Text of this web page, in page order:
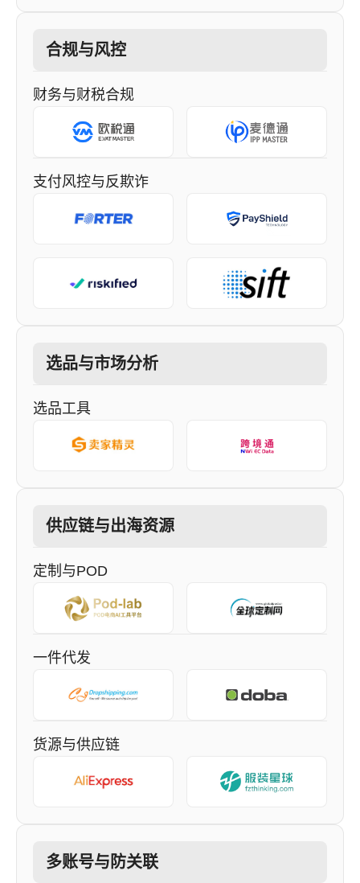
合规与风控
财务与财税合规
支付风控与反欺诈
选品与市场分析
选品工具
供应链与出海资源
定制与POD
一件代发
货源与供应链
多账号与防关联